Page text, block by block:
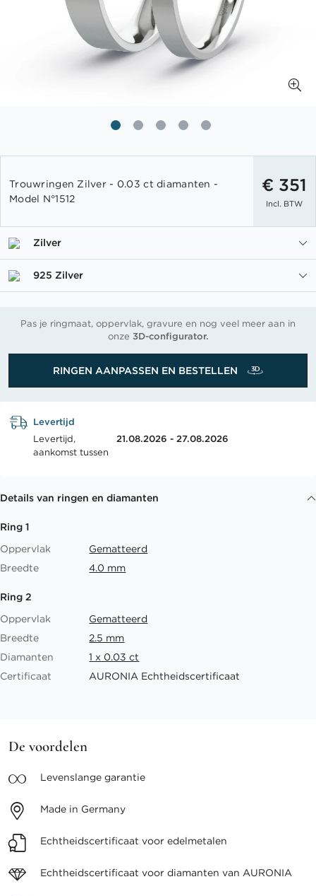
het
begin
de
afbeeldingen-
Trouwringen Zilver - 0.03 ct diamanten -
Model N°1512
€ 351
Incl. BTW
Zilver
925 Zilver
Pas je ringmaat, oppervlak, gravure en nog veel meer aan in
onze 3D-configurator.
RINGEN AANPASSEN EN BESTELLEN
Levertijd
Levertijd,
aankomst tussen
21.08.2026 - 27.08.2026
Details van ringen en diamanten
Ring 1
Oppervlak
Gematteerd
Breedte
4.0 mm
Ring 2
Oppervlak
Gematteerd
Breedte
2.5 mm
Diamanten
1 x 0.03 ct
Certificaat
AURONIA Echtheidscertificaat
De voordelen
Levenslange garantie
Made in Germany
Echtheidscertificaat voor edelmetalen
Echtheidscertificaat voor diamanten van AURONIA